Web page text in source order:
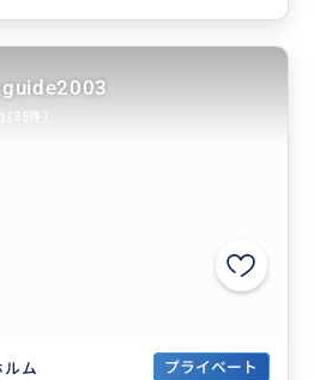
ルム プライベート
(35件)